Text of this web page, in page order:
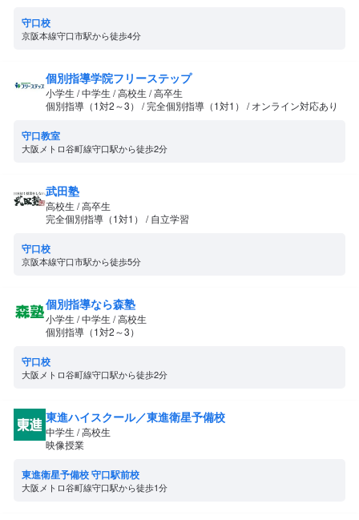
守口校
京阪本線守口市駅から徒歩4分
個別指導学院フリーステップ
小学生 / 中学生 / 高校生 / 高卒生
個別指導（1対2～3） / 完全個別指導（1対1） / オンライン対応あり
守口教室
大阪メトロ谷町線守口駅から徒歩2分
武田塾
高校生 / 高卒生
完全個別指導（1対1） / 自立学習
守口校
京阪本線守口市駅から徒歩5分
個別指導なら森塾
小学生 / 中学生 / 高校生
個別指導（1対2～3）
守口校
大阪メトロ谷町線守口駅から徒歩2分
東進ハイスクール／東進衛星予備校
中学生 / 高校生
映像授業
東進衛星予備校 守口駅前校
大阪メトロ谷町線守口駅から徒歩1分